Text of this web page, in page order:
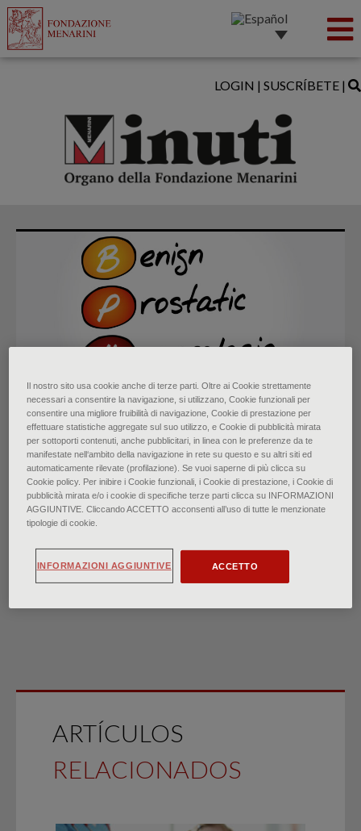
LOGIN | SUSCRÍBETE |
Hiperplasia prostática
benigna: Revisión rápida de
evidencias
di
Dr. Michael J. Arnold, Dr. Andrew Gaillardetz, Dr. Jafar
Ohiokpehai
ARTÍCULOS
RELACIONADOS
Il nostro sito usa cookie anche di terze parti. Oltre ai Cookie strettamente
necessari a consentire la navigazione, si utilizzano, Cookie funzionali per
consentire una migliore fruibilità di navigazione, Cookie di prestazione per
effettuare statistiche aggregate sul suo utilizzo, e Cookie di pubblicità mirata
per sottoporti contenuti, anche pubblicitari, in linea con le preferenze da te
manifestate nell‘ambito della navigazione in rete su questo e su altri siti ed
automaticamente rilevate (profilazione). Se vuoi saperne di più clicca su
Cookie policy. Per inibire i Cookie funzionali, i Cookie di prestazione, i Cookie di
pubblicità mirata e/o i cookie di specifiche terze parti clicca su INFORMAZIONI
AGGIUNTIVE. Cliccando ACCETTO acconsenti all’uso di tutte le menzionate
tipologie di cookie.
ACCETTO
INFORMAZIONI AGGIUNTIVE